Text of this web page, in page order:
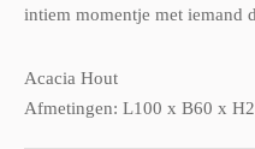
intiem momentje met iemand
Acacia Hout
Afmetingen: L100 x B60 x